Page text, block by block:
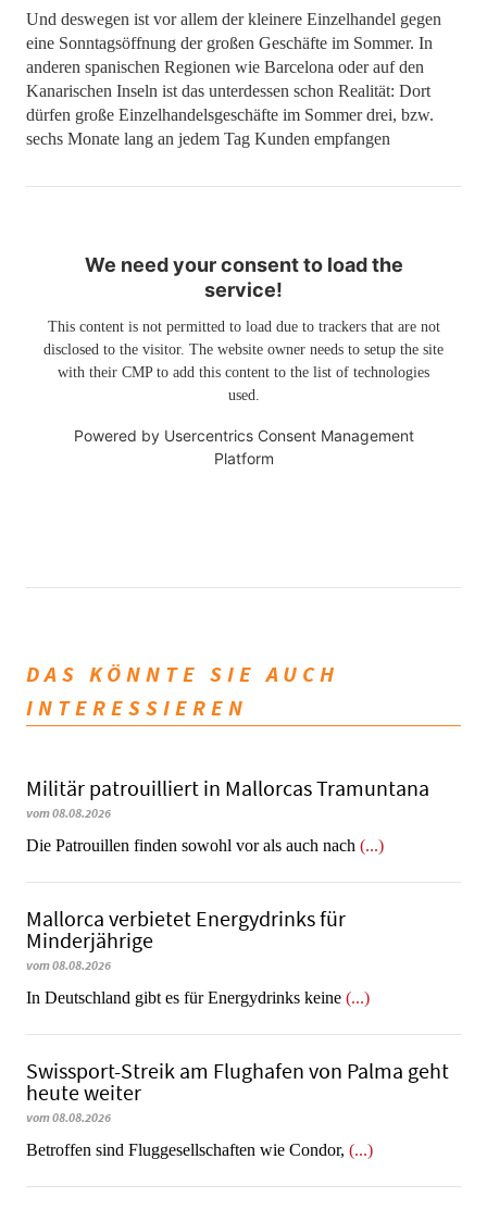
Und deswegen ist vor allem der kleinere Einzelhandel gegen
eine Sonntagsöffnung der großen Geschäfte im Sommer. In
anderen spanischen Regionen wie Barcelona oder auf den
Kanarischen Inseln ist das unterdessen schon Realität: Dort
dürfen große Einzelhandelsgeschäfte im Sommer drei, bzw.
sechs Monate lang an jedem Tag Kunden empfangen
We need your consent to load the
service!
This content is not permitted to load due to trackers that are not
disclosed to the visitor. The website owner needs to setup the site
with their CMP to add this content to the list of technologies
used.
Powered by Usercentrics Consent Management
Platform
DAS KÖNNTE SIE AUCH
INTERESSIEREN
Militär patrouilliert in Mallorcas Tramuntana
vom 08.08.2026
Die Patrouillen finden sowohl vor als auch nach (...)
Mallorca verbietet Energydrinks für
Minderjährige
vom 08.08.2026
In Deutschland gibt es für Energydrinks keine (...)
Swissport-Streik am Flughafen von Palma geht
heute weiter
vom 08.08.2026
Betroffen sind Fluggesellschaften wie Condor, (...)